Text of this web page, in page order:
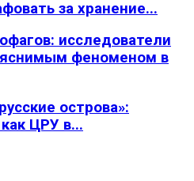
за хранение...
исследователи
феноменом в
острова»:
ЦРУ в...